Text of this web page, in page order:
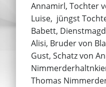
Annamirl, Tochter
Luise, jüngst
Babett,
Alisi, Bruder von
Gust, Schatz von
Thomas